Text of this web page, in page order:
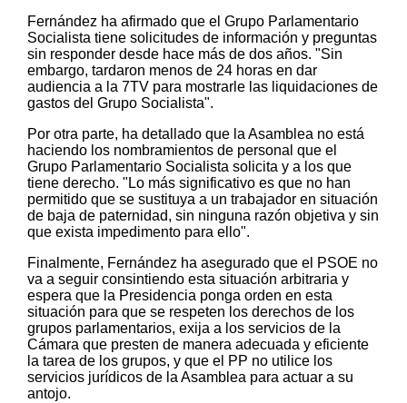
Fernández ha afirmado que el Grupo Parlamentario
Socialista tiene solicitudes de información y preguntas
sin responder desde hace más de dos años. "Sin
embargo, tardaron menos de 24 horas en dar
audiencia a la 7TV para mostrarle las liquidaciones de
gastos del Grupo Socialista".
Por otra parte, ha detallado que la Asamblea no está
haciendo los nombramientos de personal que el
Grupo Parlamentario Socialista solicita y a los que
tiene derecho. "Lo más significativo es que no han
permitido que se sustituya a un trabajador en situación
de baja de paternidad, sin ninguna razón objetiva y sin
que exista impedimento para ello".
Finalmente, Fernández ha asegurado que el PSOE no
va a seguir consintiendo esta situación arbitraria y
espera que la Presidencia ponga orden en esta
situación para que se respeten los derechos de los
grupos parlamentarios, exija a los servicios de la
Cámara que presten de manera adecuada y eficiente
la tarea de los grupos, y que el PP no utilice los
servicios jurídicos de la Asamblea para actuar a su
antojo.